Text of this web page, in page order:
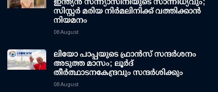
സിസ്റ്റർ മരിയ നിർമലിനിക്ക് വത്തിക്കാൻ
നിയമനം
08 August
ലിയോ പാപ്പയുടെ ഫ്രാൻസ് സന്ദർശനം
അടുത്ത മാസം; ലൂർദ്
തീർത്ഥാടനകേന്ദ്രവും സന്ദർശിക്കും
08 August